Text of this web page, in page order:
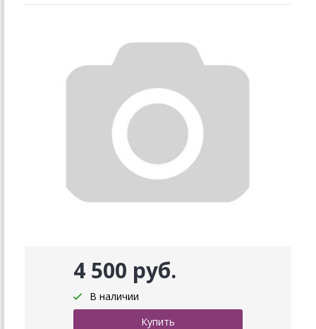
4 500 руб.
В наличии